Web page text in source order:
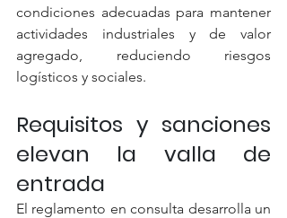
condiciones adecuadas para mantener
actividades industriales y de valor
agregado, reduciendo riesgos
logísticos y sociales.
Requisitos y sanciones
elevan la valla de
entrada
El reglamento en consulta desarrolla un